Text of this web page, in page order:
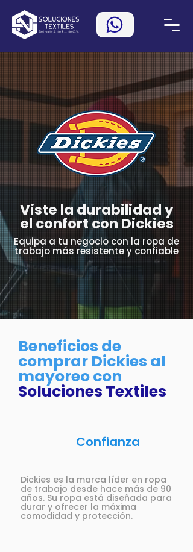
Viste la durabilidad y
el confort con Dickies
Equipa a tu negocio con la ropa de
trabajo más resistente y confiable
Beneficios de
comprar Dickies al
mayoreo con
Soluciones Textiles
Confianza
Dickies es la marca líder en ropa
de trabajo desde hace más de 90
años. Su ropa está diseñada para
durar y ofrecer la máxima
comodidad y protección.